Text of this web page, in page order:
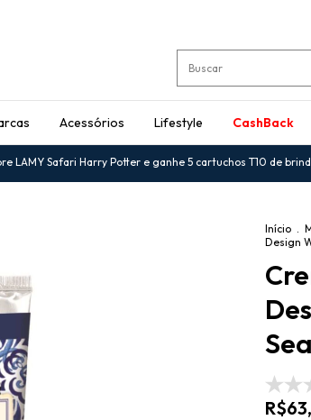
Acessórios Lifestyle CashBack
LAMY Safari Harry Potter e ganhe 5 cartuchos T10 de
Início .
Design